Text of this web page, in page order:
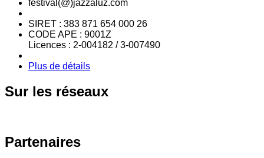
festival(@)jazzaluz.com
SIRET : 383 871 654 000 26
CODE APE : 9001Z
Licences : 2-004182 / 3-007490
Plus de détails
Sur les réseaux
Partenaires